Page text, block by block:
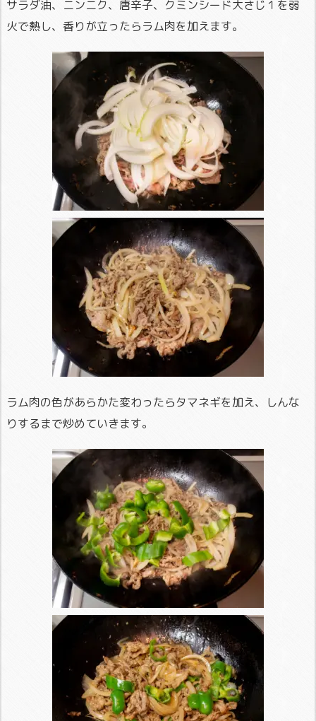
サラダ油、ニンニク、唐辛子、クミンシード大さじ１を弱
火で熱し、香りが立ったらラム肉を加えます。
ラム肉の色があらかた変わったらタマネギを加え、しんな
りするまで炒めていきます。